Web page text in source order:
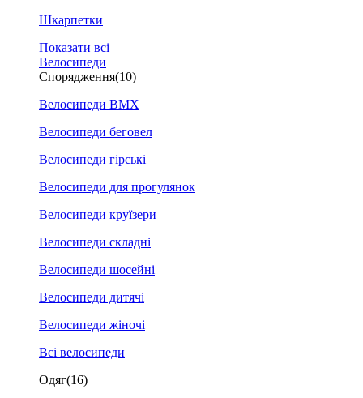
Шкарпетки
Показати всі
Велосипеди
Спорядження(10)
Велосипеди BMX
Велосипеди беговел
Велосипеди гірські
Велосипеди для прогулянок
Велосипеди круїзери
Велосипеди складні
Велосипеди шосейні
Велосипеди дитячі
Велосипеди жіночі
Всі велосипеди
Одяг(16)